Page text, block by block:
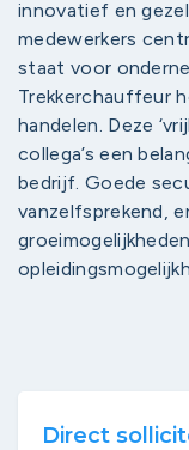
innovatief en
medewerkers
staat voor
Trekkerchauffeur
handelen. Deze
collega’s een
bedrijf. Goede
vanzelfsprekend,
Direct